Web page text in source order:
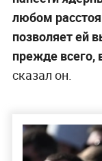
любом
позволяет ей
прежде всего,
сказал он.